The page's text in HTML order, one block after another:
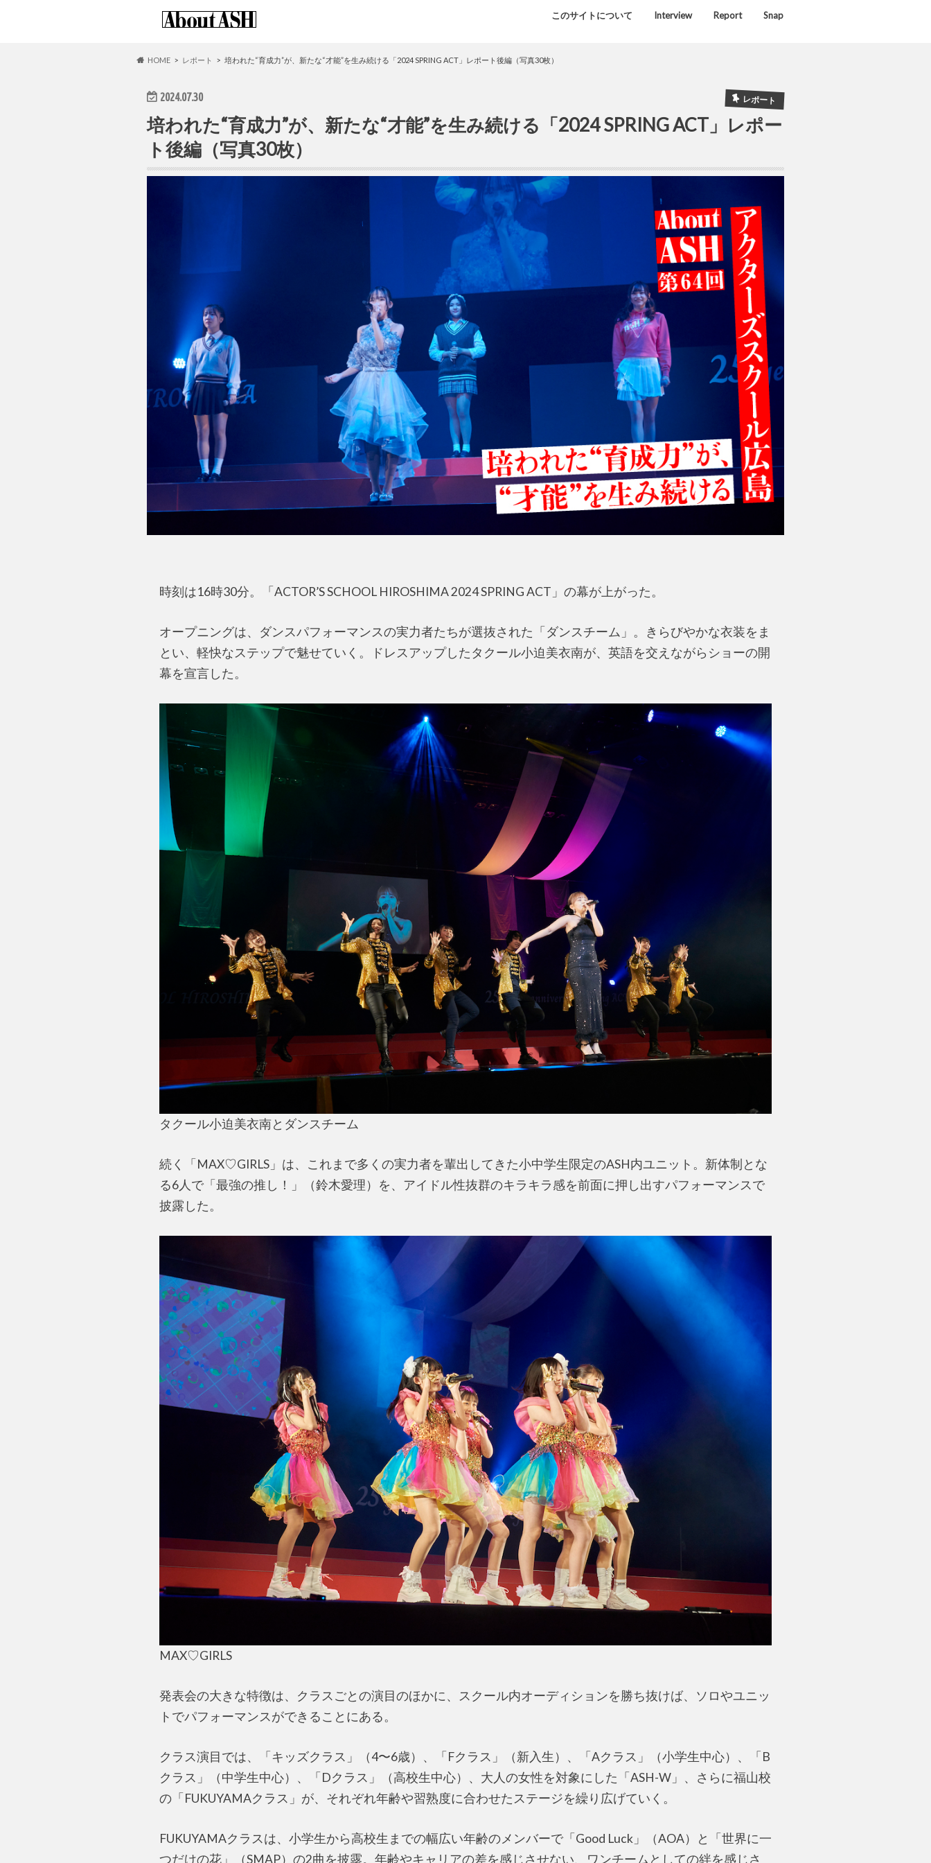
このサイトについて Interview Report Snap
HOME レポート 培われた“育成力”が、新たな“才能”を生み続ける「2024 SPRING ACT」レポート後編（写真30枚）
2024.07.30 レポート
培われた“育成力”が、新たな“才能”を生み続ける「2024 SPRING ACT」レポー
ト後編（写真30枚）
時刻は16時30分。「ACTOR’S SCHOOL HIROSHIMA 2024 SPRING ACT」の幕が上がった。
オープニングは、ダンスパフォーマンスの実力者たちが選抜された「ダンスチーム」。きらびやかな衣装をま
とい、軽快なステップで魅せていく。ドレスアップしたタクール小迫美衣南が、英語を交えながらショーの開
幕を宣言した。
タクール小迫美衣南とダンスチーム
続く「MAX♡GIRLS」は、これまで多くの実力者を輩出してきた小中学生限定のASH内ユニット。新体制とな
る6人で「最強の推し！」（鈴木愛理）を、アイドル性抜群のキラキラ感を前面に押し出すパフォーマンスで
披露した。
MAX♡GIRLS
発表会の大きな特徴は、クラスごとの演目のほかに、スクール内オーディションを勝ち抜けば、ソロやユニッ
トでパフォーマンスができることにある。
クラス演目では、「キッズクラス」（4〜6歳）、「Fクラス」（新入生）、「Aクラス」（小学生中心）、「B
クラス」（中学生中心）、「Dクラス」（高校生中心）、大人の女性を対象にした「ASH-W」、さらに福山校
の「FUKUYAMAクラス」が、それぞれ年齢や習熟度に合わせたステージを繰り広げていく。
FUKUYAMAクラスは、小学生から高校生までの幅広い年齢のメンバーで「Good Luck」（AOA）と「世界に一
つだけの花」（SMAP）の2曲を披露。年齢やキャリアの差を感じさせない、ワンチームとしての絆を感じさ